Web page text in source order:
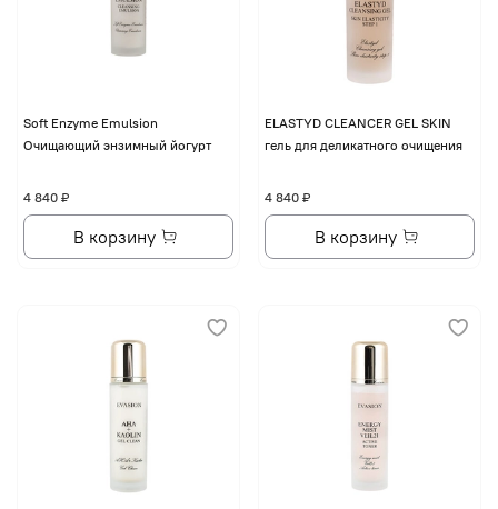
Soft Enzyme Emulsion
Очищающий энзимный йогурт
4 840 ₽
В корзину
ELASTYD CLEANCER GEL SKIN
гель для деликатного очищения
4 840 ₽
В корзину